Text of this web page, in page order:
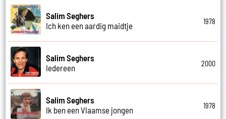
Salim Seghers
Ich ken een aardig maidtje
1978
Salim Seghers
Iedereen
2000
Salim Seghers
Ik ben een Vlaamse jongen
1978